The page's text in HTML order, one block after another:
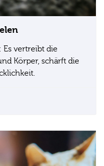
Es vertreibt die
Körper, schärft die